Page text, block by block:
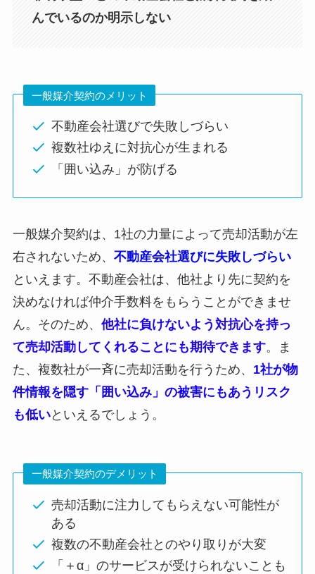
んでいるのか明示しない
一般媒介契約のメリット
不動産会社選びで失敗しづらい
複数社ゆえに対抗心が生まれる
「囲い込み」が防げる
一般媒介契約は、1社の力量によって売却活動が左
右されないため、 不動産会社選びに失敗しづらい
といえます。不動産会社は、他社より先に契約を
決めなければ仲介手数料をもらうことができませ
ん。そのため、 他社に負けないよう対抗心を持っ
て売却活動してくれることにも期待できます。ま
た、複数社が一斉に売却活動を行うため、 1社が物
件情報を隠す「囲い込み」の被害にもあうリスク
も低いといえるでしょう。
一般媒介契約のデメリット
売却活動に注力してもらえない可能性が
ある
複数の不動産会社とのやり取りが大変
「＋α」のサービスが受けられないことも